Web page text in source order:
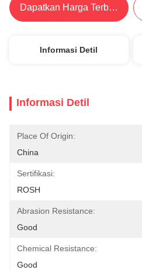
Dapatkan Harga Terbaik
Informasi Detil
Informasi Detil
Place Of Origin:
China
Sertifikasi:
ROSH
Abrasion Resistance:
Good
Chemical Resistance:
Good